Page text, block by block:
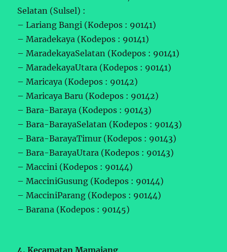
Selatan (Sulsel) :
– Lariang Bangi (Kodepos : 90141)
– Maradekaya (Kodepos : 90141)
– MaradekayaSelatan (Kodepos : 90141)
– MaradekayaUtara (Kodepos : 90141)
– Maricaya (Kodepos : 90142)
– Maricaya Baru (Kodepos : 90142)
– Bara-Baraya (Kodepos : 90143)
– Bara-BarayaSelatan (Kodepos : 90143)
– Bara-BarayaTimur (Kodepos : 90143)
– Bara-BarayaUtara (Kodepos : 90143)
– Maccini (Kodepos : 90144)
– MacciniGusung (Kodepos : 90144)
– MacciniParang (Kodepos : 90144)
– Barana (Kodepos : 90145)